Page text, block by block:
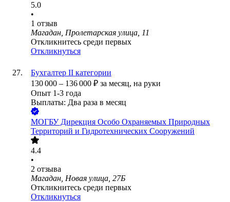
5.0
•
1 отзыв
Магадан, Пролетарская улица, 11
Откликнитесь среди первых
Откликнуться
Бухгалтер II категории
130 000 – 136 000 ₽ за месяц, на руки
Опыт 1-3 года
Выплаты: Два раза в месяц
МОГБУ Дирекция Особо Охраняемых Природных
Территорий и Гидротехнических Сооружений
4.4
•
2 отзыва
Магадан, Новая улица, 27Б
Откликнитесь среди первых
Откликнуться